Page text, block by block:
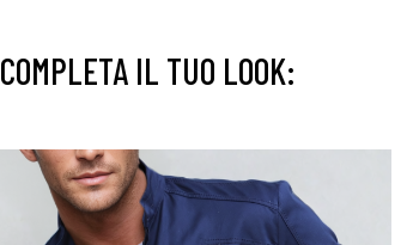
COMPLETA IL TUO LOOK: